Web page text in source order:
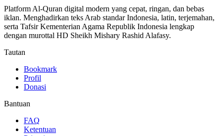
Platform Al-Quran digital modern yang cepat, ringan, dan bebas
iklan. Menghadirkan teks Arab standar Indonesia, latin, terjemahan,
serta Tafsir Kementerian Agama Republik Indonesia lengkap
dengan murottal HD Sheikh Mishary Rashid Alafasy.
Tautan
Bookmark
Profil
Donasi
Bantuan
FAQ
Ketentuan